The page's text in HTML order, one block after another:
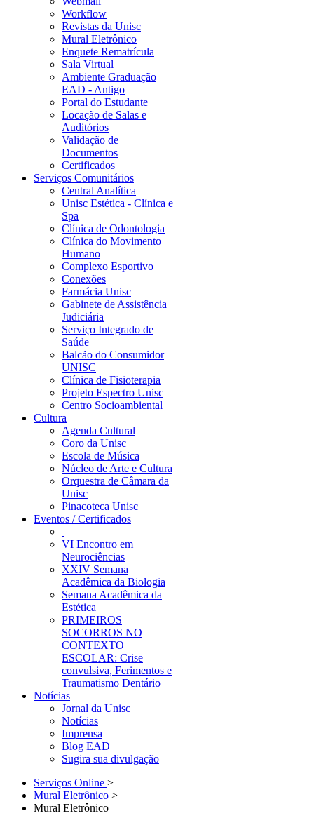
Workflow
Revistas da Unisc
Mural Eletrônico
Enquete Rematrícula
Sala Virtual
Ambiente Graduação
EAD - Antigo
Portal do Estudante
Locação de Salas e
Auditórios
Validação de
Documentos
Certificados
Serviços Comunitários
Central Analítica
Unisc Estética - Clínica e
Spa
Clínica de Odontologia
Clínica do Movimento
Humano
Complexo Esportivo
Conexões
Farmácia Unisc
Gabinete de Assistência
Judiciária
Serviço Integrado de
Saúde
Balcão do Consumidor
UNISC
Clínica de Fisioterapia
Projeto Espectro Unisc
Centro Socioambiental
Cultura
Agenda Cultural
Coro da Unisc
Escola de Música
Núcleo de Arte e Cultura
Orquestra de Câmara da
Unisc
Pinacoteca Unisc
Eventos / Certificados
VI Encontro em
Neurociências
XXIV Semana
Acadêmica da Biologia
Semana Acadêmica da
Estética
PRIMEIROS
SOCORROS NO
CONTEXTO
ESCOLAR: Crise
convulsiva, Ferimentos e
Traumatismo Dentário
Notícias
Jornal da Unisc
Notícias
Imprensa
Blog EAD
Sugira sua divulgação
Serviços Online >
Mural Eletrônico >
Mural Eletrônico